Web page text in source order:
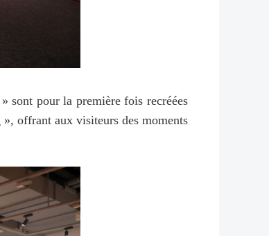
sont pour la première fois recréées
offrant aux visiteurs des moments